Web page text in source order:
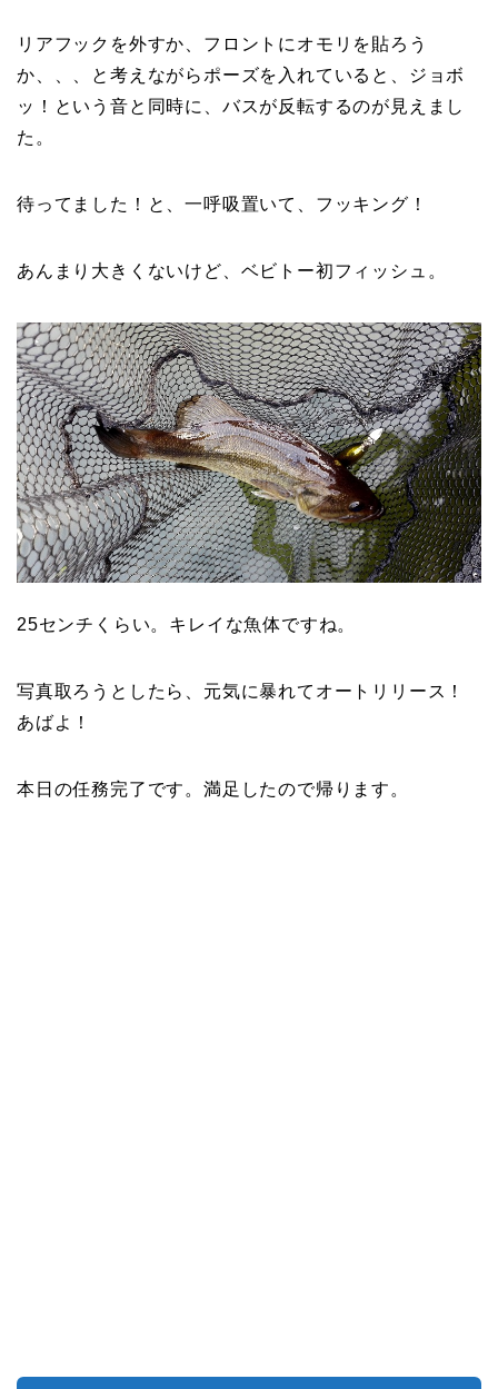
リアフックを外すか、フロントにオモリを貼ろう
か、、、と考えながらポーズを入れていると、ジョボ
ッ！という音と同時に、バスが反転するのが見えまし
た。
待ってました！と、一呼吸置いて、フッキング！
あんまり大きくないけど、ベビトー初フィッシュ。
25センチくらい。キレイな魚体ですね。
写真取ろうとしたら、元気に暴れてオートリリース！
あばよ！
本日の任務完了です。満足したので帰ります。